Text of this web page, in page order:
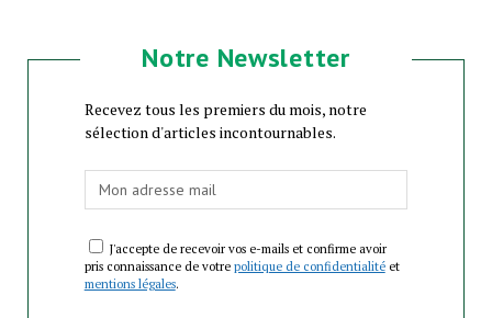
Notre Newsletter
Recevez tous les premiers du mois, notre
sélection d'articles incontournables.
J'accepte de recevoir vos e-mails et confirme avoir
pris connaissance de votre politique de confidentialitéet
mentions légales.